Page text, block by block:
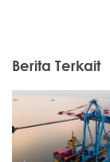
Berita Terkait